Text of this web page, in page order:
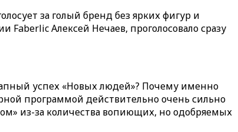
за голый бренд без ярких фигур и
Faberlic Алексей Нечаев, проголосовало сразу
успех «Новых людей»? Почему именно
программой действительно очень сильно
из-за количества вопиющих, но одобряемых